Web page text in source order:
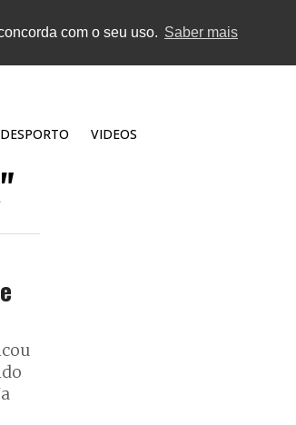
com o seu uso. Saber mais
DESPORTO VIDEOS